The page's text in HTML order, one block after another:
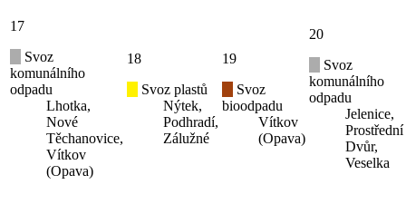
17
Svoz
komunálního
odpadu
Lhotka,
Nové
Těchanovice,
Vítkov
(Opava)
18
Svoz plastů
Nýtek,
Podhradí,
Zálužné
19
Svoz
bioodpadu
Vítkov
(Opava)
20
Svoz
komunálního
odpadu
Jelenice,
Prostřední
Dvůr,
Veselka